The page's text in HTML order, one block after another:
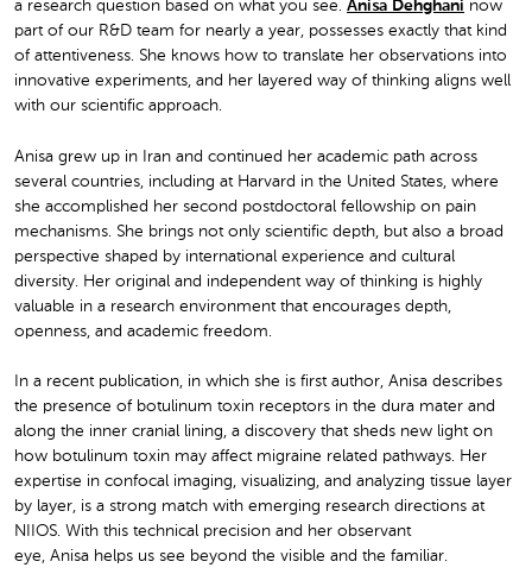
a research question based on what you see. Anisa Dehghani now
part of our R&D team for nearly a year, possesses exactly that kind
of attentiveness. She knows how to translate her observations into
innovative experiments, and her layered way of thinking aligns well
with our scientific approach.
Anisa grew up in Iran and continued her academic path across
several countries, including at Harvard in the United States, where
she accomplished her second postdoctoral fellowship on pain
mechanisms. She brings not only scientific depth, but also a broad
perspective shaped by international experience and cultural
diversity. Her original and independent way of thinking is highly
valuable in a research environment that encourages depth,
openness, and academic freedom.
In a recent publication, in which she is first author, Anisa describes
the presence of botulinum toxin receptors in the dura mater and
along the inner cranial lining, a discovery that sheds new light on
how botulinum toxin may affect migraine related pathways. Her
expertise in confocal imaging, visualizing, and analyzing tissue layer
by layer, is a strong match with emerging research directions at
NIIOS. With this technical precision and her observant
eye, Anisa helps us see beyond the visible and the familiar.